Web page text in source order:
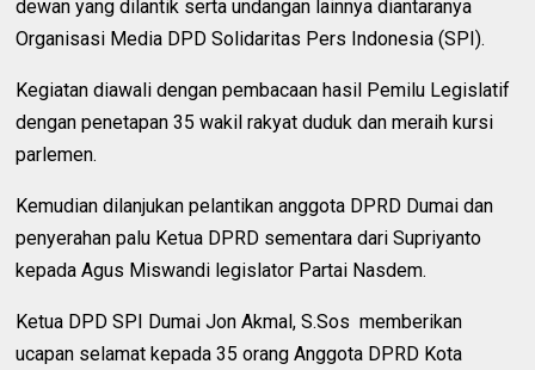
dewan yang dilantik serta undangan lainnya diantaranya
Organisasi Media DPD Solidaritas Pers Indonesia (SPI).
Kegiatan diawali dengan pembacaan hasil Pemilu Legislatif
dengan penetapan 35 wakil rakyat duduk dan meraih kursi
parlemen.
Kemudian dilanjukan pelantikan anggota DPRD Dumai dan
penyerahan palu Ketua DPRD sementara dari Supriyanto
kepada Agus Miswandi legislator Partai Nasdem.
Ketua DPD SPI Dumai Jon Akmal, S.Sos memberikan
ucapan selamat kepada 35 orang Anggota DPRD Kota